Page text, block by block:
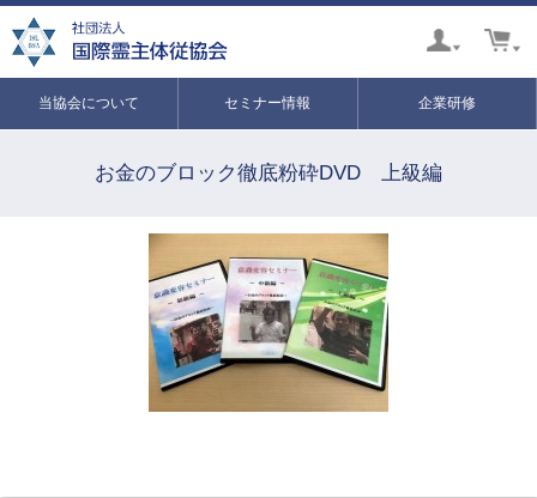
当協会について セミナー情報 企業研修
お金のブロック徹底粉砕DVD 上級編